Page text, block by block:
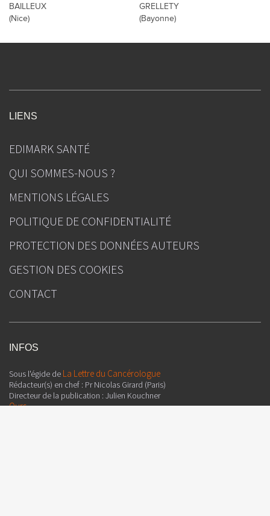
BAILLEUX
(Nice)
GRELLETY
(Bayonne)
INFOS
Sous l'égide de La Lettre du Cancérologue
Rédacteur(s) en chef : Pr Nicolas Girard (Paris)
Directeur de la publication : Julien Kouchner
Ours
LIENS
EDIMARK SANTÉ
QUI SOMMES-NOUS ?
MENTIONS LÉGALES
POLITIQUE DE CONFIDENTIALITÉ
PROTECTION DES DONNÉES AUTEURS
GESTION DES COOKIES
CONTACT